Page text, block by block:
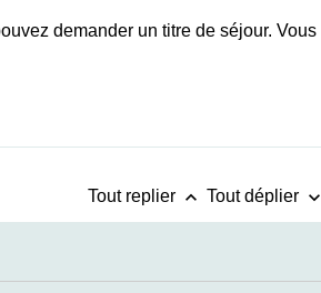
demander un titre de séjour. Vous
Tout replier keyboard_arrow_up Tout déplier keyboard_arrow_down